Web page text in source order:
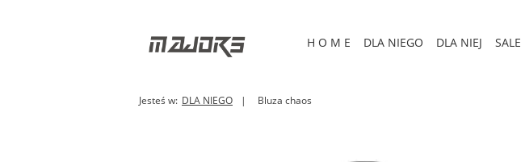
H O M E DLA NIEGO DLA NIEJ SALE
Jesteś w: DLA NIEGO Bluza chaos